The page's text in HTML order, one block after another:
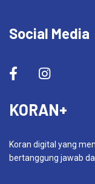
Social Media
KORAN+
Koran digital yang
bertanggung jawab